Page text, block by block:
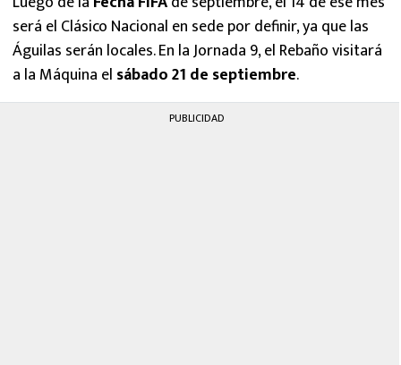
será el Clásico Nacional en sede por definir, ya que las
Águilas serán locales. En la Jornada 9, el Rebaño visitará
a la Máquina el sábado 21 de septiembre.
PUBLICIDAD